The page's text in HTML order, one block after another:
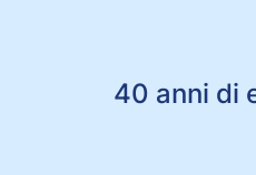
40 anni di